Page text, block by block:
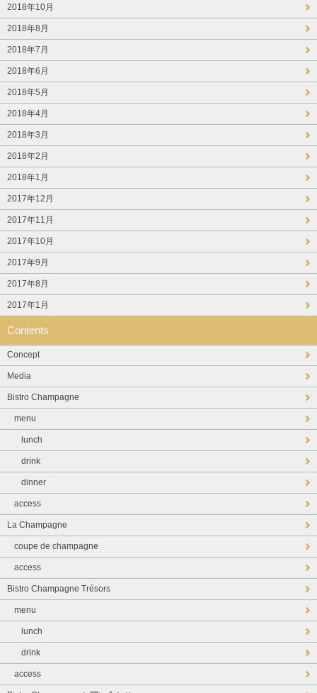
2018年10月
2018年8月
2018年7月
2018年6月
2018年5月
2018年4月
2018年3月
2018年2月
2018年1月
2017年12月
2017年11月
2017年10月
2017年9月
2017年8月
2017年1月
Contents
Concept
Media
Bistro Champagne
menu
lunch
drink
dinner
access
La Champagne
coupe de champagne
access
Bistro Champagne Trésors
menu
lunch
drink
access